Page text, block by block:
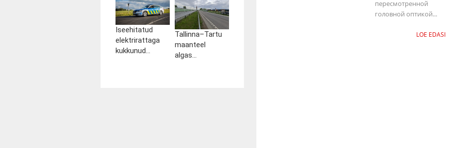
Iseehitatud
elektrirattaga
kukkunud...
Tallinna–Tartu
maanteel
algas...
пересмотренной
головной оптикой...
LOE EDASI